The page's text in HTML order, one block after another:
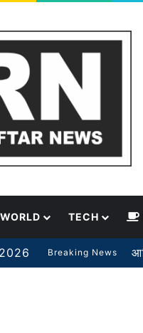
WORLD TECH
Breaking News